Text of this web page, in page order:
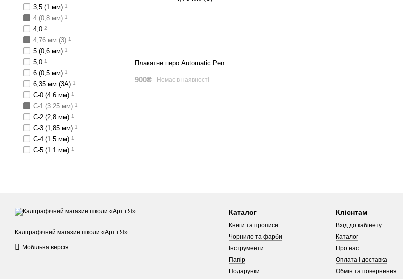
Плакатне перо Automatic Pen
900₴ Немає в наявності
3,5 (1 мм) 1
4 (0,8 мм) 1
4,0 2
4,76 мм (3) 1
5 (0,6 мм) 1
5,0 1
6 (0,5 мм) 1
6,35 мм (3А) 1
C-0 (4.6 мм) 1
C-1 (3.25 мм) 1
C-2 (2,8 мм) 1
C-3 (1,85 мм) 1
C-4 (1.5 мм) 1
C-5 (1.1 мм) 1
Каліграфічний магазин школи «Арт і Я»
Мобільна версія
Каталог
Книги та прописи
Чорнило та фарби
Інструменти
Папір
Подарунки
Клієнтам
Вхід до кабінету
Каталог
Про нас
Оплата і доставка
Обмін та повернення